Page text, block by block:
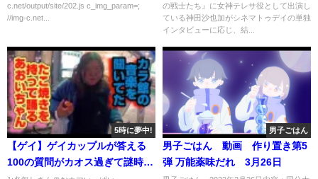
c.net/output/site/202.js c_img_param=;
//img-c.net...
たち』インタビュー
の戦士たち』に女神テレサ役として出演し
ている神田沙也加がシネマトゥデイの単独
インタビューに応じ、結...
5時に夢中!
【ゲイ】ゲイカップルが答える
100の質問がカオス過ぎて謎時空
男子ごはん
男子ごはん 動画 作り置き第5
弾 万能薬味だれ 3月26日